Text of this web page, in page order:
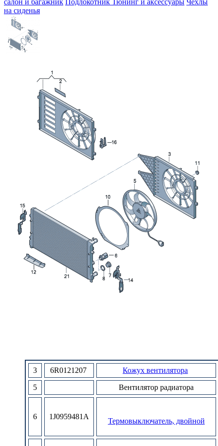
салон и багажник Подлокотник Тюнинг и аксессуары Чехлы
на сиденья
3 6R0121207 Кожух вентилятора
5 Вентилятор радиатора
6 1J0959481A
Термовыключатель, двойной